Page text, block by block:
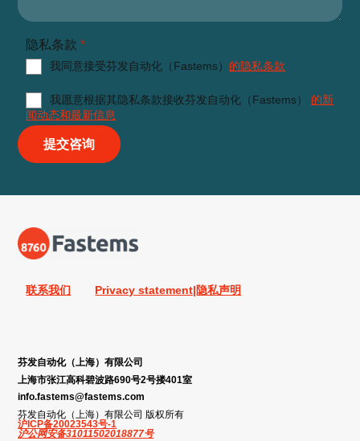
隐私条款 *
我同意接受芬发自动化（Fastems） 的隐私条款
我愿意根据其隐私条款接收芬发自动化（Fastems） 的新
闻动态和最新信息
提交咨询
联系我们 Privacy statement|隐私声明
芬发自动化（上海）有限公司
上海市张江高科碧波路690号2号搂401室
info.fastems@fastems.com
芬发自动化（上海）有限公司 版权所有
沪ICP备20023543号-1
沪公网安备31011502018877号